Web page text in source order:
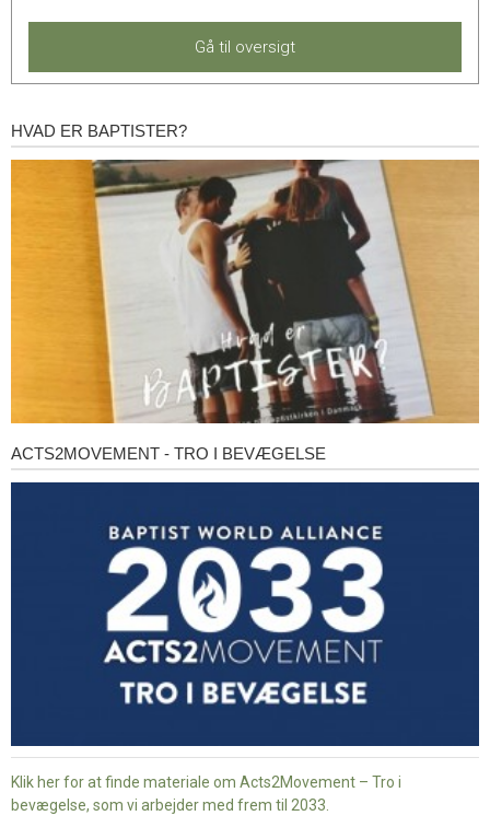
Gå til oversigt
Hvad
er
HVAD ER BAPTISTER?
Acts2Movement
-
ACTS2MOVEMENT - TRO I BEVÆGELSE
Klik her for at finde materiale om Acts2Movement – Tro i
bevægelse, som vi arbejder med frem til 2033.